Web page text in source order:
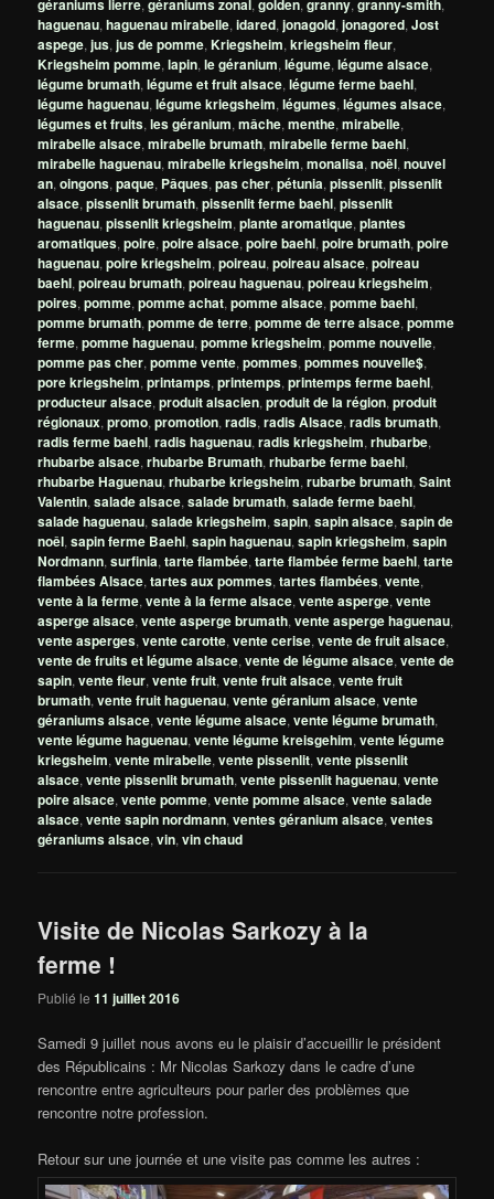
haguenau,haguenau mirabelle,idared,jonagold,jonagored,Jost
aspege,jus,jus de pomme,Kriegsheim,kriegsheim fleur,
Kriegsheim pomme,lapin,le géranium,légume,légume alsace,
légume brumath,légume et fruit alsace,légume ferme baehl,
légume haguenau,légume kriegsheim,légumes,légumes alsace,
légumes et fruits,les géranium,mâche,menthe,mirabelle,
mirabelle alsace,mirabelle brumath,mirabelle ferme baehl,
mirabelle haguenau,mirabelle kriegsheim,monalisa,noël,nouvel
an,oingons,paque, Pâques,pas cher,pétunia,pissenlit,pissenlit
alsace,pissenlit brumath,pissenlit ferme baehl,pissenlit
haguenau,pissenlit kriegsheim,plante aromatique,plantes
aromatiques,poire,poire alsace,poire baehl,poire brumath,poire
haguenau,poire kriegsheim,poireau,poireau alsace,poireau
baehl,poireau brumath,poireau haguenau,poireau kriegsheim,
poires,pomme,pomme achat,pomme alsace,pomme baehl,
pomme brumath,pomme de terre,pomme de terre alsace,pomme
ferme,pomme haguenau,pomme kriegsheim,pomme nouvelle,
pomme pas cher,pomme vente,pommes,pommes nouvelle$,
pore kriegsheim,printamps,printemps,printemps ferme baehl,
producteur alsace,produit alsacien,produit de la région,produit
régionaux,promo,promotion,radis,radis Alsace,radis brumath,
radis ferme baehl,radis haguenau,radis kriegsheim,rhubarbe,
rhubarbe alsace,rhubarbe Brumath,rhubarbe ferme baehl,
rhubarbe Haguenau,rhubarbe kriegsheim,rubarbe brumath,Saint
Valentin,salade alsace,salade brumath,salade ferme baehl,
salade haguenau,salade kriegsheim,sapin,sapin alsace,sapin de
noêl,sapin ferme Baehl,sapin haguenau,sapin kriegsheim,sapin
Nordmann,surfinia,tarte flambée,tarte flambée ferme baehl,tarte
flambées Alsace,tartes aux pommes,tartes flambées,vente,
vente à la ferme,vente à la ferme alsace,vente asperge,vente
asperge alsace,vente asperge brumath,vente asperge haguenau,
vente asperges,vente carotte,vente cerise,vente de fruit alsace,
vente de fruits et légume alsace,vente de légume alsace,vente de
sapin,vente fleur,vente fruit,vente fruit alsace,vente fruit
brumath,vente fruit haguenau,vente géranium alsace,vente
géraniums alsace,vente légume alsace,vente légume brumath,
vente légume haguenau,vente légume kreisgehim,vente légume
kriegsheim,vente mirabelle,vente pissenlit,vente pissenlit
alsace,vente pissenlit brumath,vente pissenlit haguenau,vente
poire alsace,vente pomme,vente pomme alsace,vente salade
alsace,vente sapin nordmann,ventes géranium alsace,ventes
géraniums alsace,vin,vin chaud
Visite de Nicolas Sarkozy à la
ferme !
Publié le11 juillet 2016
Samedi 9 juillet nous avons eu le plaisir d’accueillir le président
des Républicains : Mr Nicolas Sarkozy dans le cadre d’une
rencontre entre agriculteurs pour parler des problèmes que
rencontre notre profession.
Retour sur une journée et une visite pas comme les autres :